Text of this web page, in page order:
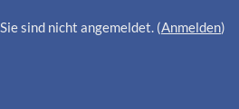
Sie sind nicht angemeldet. (Anmelden)